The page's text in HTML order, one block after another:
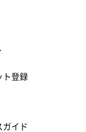
ト登録
ガイド